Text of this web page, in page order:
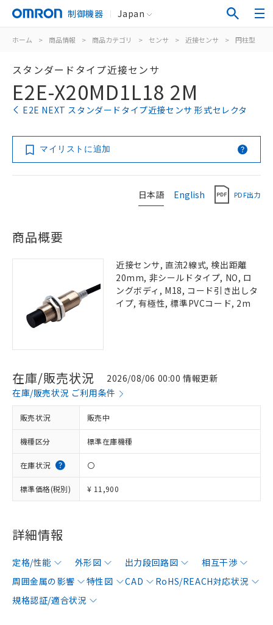
制御機器 Japan
ホーム > 商品情報 > 商品カテゴリ > センサ > 近接センサ > 円柱型
スタンダードタイプ近接センサ
E2E-X20MD1L18 2M
E2E NEXT スタンダードタイプ近接センサ 形式セレクタ
マイリストに追加
日本語 English PDF出力
商品概要
近接センサ, 直流2線式, 検出距離
20mm, 非シールドタイプ, NO, ロ
ングボディ, M18, コード引き出しタ
イプ, 有極性, 標準PVCコード, 2m
在庫/販売状況
2026/08/06 00:00 情報更新
在庫/販売状況 ご利用条件
販売状況 販売中
機種区分 標準在庫機種
在庫状況 〇
標準価格(税別) ¥ 11,900
詳細情報
定格/性能 外形図 出力段回路図
相互干渉
周囲金属の影響
特性図 CAD
RoHS/REACH対応状況
規格認証/適合状況